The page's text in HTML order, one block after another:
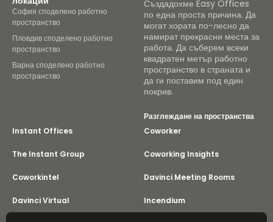
София споделено работно
пространство
Пловдив споделено работно
пространство
Варна споделено работно
пространство
Създадохме Easy Offices
по една проста причина. Да
могат хората по-лесно да
намират прекрасни места за
работа. Да съберем всеки
квадратен метър работно
пространство в страната и
да ги поставим под един
покрив.
Разглеждане на пространства
Instant Offices
Coworker
The Instant Group Coworking Insights
Coworkintel Davinci Meeting Rooms
Davinci Virtual Incendium